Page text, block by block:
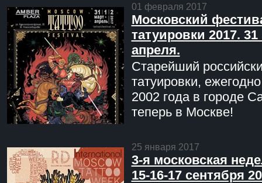
01 февраля 2017
Московский
татуировки 2017. 31
апреля.
Старейший
татуировки,
2002 года в городе
теперь в Москве!
25 января 2017
3-я московская
15-16-17 сентября